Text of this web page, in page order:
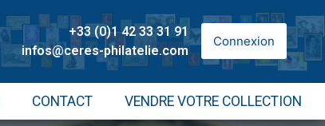
+33 (0)1 42 33 31 91
infos@ceres-philatelie.com
Connexion
CONTACT VENDRE VOTRE COLLECTION